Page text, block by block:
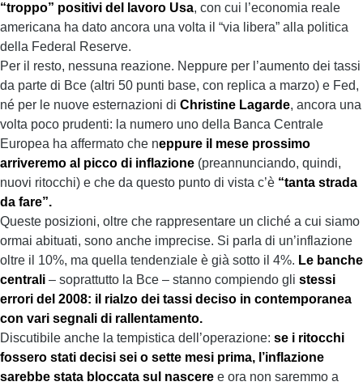
“troppo” positivi del lavoro Usa, con cui l’economia reale
americana ha dato ancora una volta il “via libera” alla politica
della Federal Reserve.
Per il resto, nessuna reazione. Neppure per l’aumento dei tassi
da parte di Bce (altri 50 punti base, con replica a marzo) e Fed,
né per le nuove esternazioni di Christine Lagarde, ancora una
volta poco prudenti: la numero uno della Banca Centrale
Europea ha affermato che neppure il mese prossimo
arriveremo al picco di inflazione (preannunciando, quindi,
nuovi ritocchi) e che da questo punto di vista c’è “tanta strada
da fare”.
Queste posizioni, oltre che rappresentare un cliché a cui siamo
ormai abituati, sono anche imprecise. Si parla di un’inflazione
oltre il 10%, ma quella tendenziale è già sotto il 4%. Le banche
centrali – soprattutto la Bce – stanno compiendo gli stessi
errori del 2008: il rialzo dei tassi deciso in contemporanea
con vari segnali di rallentamento.
Discutibile anche la tempistica dell’operazione: se i ritocchi
fossero stati decisi sei o sette mesi prima, l’inflazione
sarebbe stata bloccata sul nascere e ora non saremmo a